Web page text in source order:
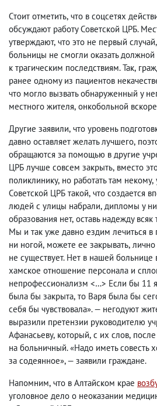
Стоит отметить, что в соцсетях
обсуждают работу Советской ЦРБ.
утверждают, что это не первый случай,
больницы не смогли оказать
к трагическим последствиям. Так,
ранее одному из пациентов
что могло вызвать обнаруженный у
местного жителя, онкобольной
Другие заявили, что уровень
давно оставляет желать лучшего,
обращаются за помощью в другие
ЦРБ лучше совсем закрыть, вместо
поликлинику, но работать там некому,
Советской ЦРБ такой, что создается
людей с улицы набрали, дипломы у
образования нет, оставь надежду
Мы и так уже давно ездим лечиться в
ни ногой, можете ее закрывать,
не существует. Нет в нашей больнице
хамское отношение персонала и
непрофессионализм <…> Если бы 11
была бы закрыта, то Варя была бы
себя бы чувствовала». — негодуют
выразили претензии руководителю
Афанасьеву, который, с их слов,
на больничный. «Надо иметь совесть
за содеянное», — заявили граждане.
Напомним, что в Алтайском крае
уголовное дело о неоказании